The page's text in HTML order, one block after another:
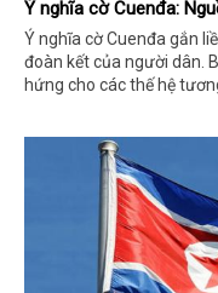
Ý nghĩa cờ Cuenđa:
Ý nghĩa cờ Cuenđa gắn
đoàn kết của người dân.
hứng cho các thế hệ